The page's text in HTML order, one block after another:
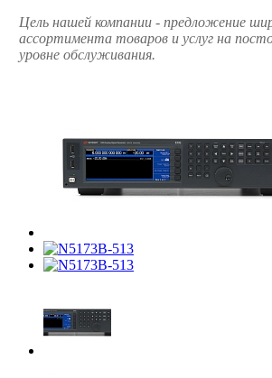
Цель нашей компании - предложение
ассортимента товаров и услуг на
уровне обслуживания.